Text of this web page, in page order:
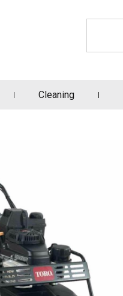
Cleaning